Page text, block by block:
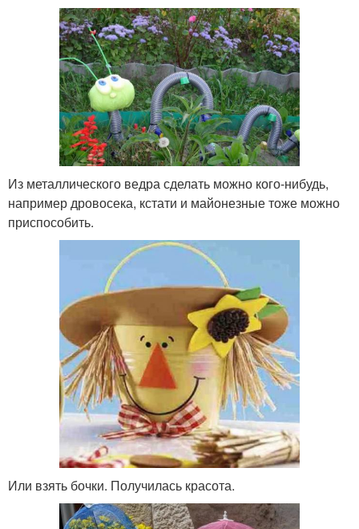
Из металлического ведра сделать можно кого-нибудь,
например дровосека, кстати и майонезные тоже можно
приспособить.
Или взять бочки. Получилась красота.